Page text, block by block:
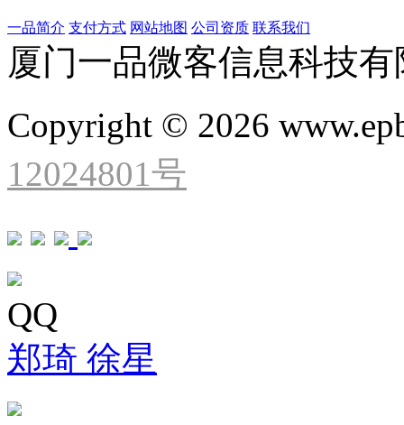
一品简介 支付方式 网站地图 公司资质 联系我们
厦门一品微客信息科技
Copyright © 2026
12024801号
QQ
郑琦 徐星